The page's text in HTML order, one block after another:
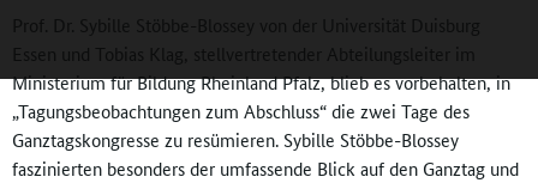
Prof. Dr. Sybille Stöbbe-Blossey von der Universität Duisburg
Essen und Tobias Klag, stellvertretender Abteilungsleiter im
Ministerium für Bildung Rheinland Pfalz, blieb es vorbehalten, in
„Tagungsbeobachtungen zum Abschluss“ die zwei Tage des
Ganztagskongresse zu resümieren. Sybille Stöbbe-Blossey
faszinierten besonders der umfassende Blick auf den Ganztag und